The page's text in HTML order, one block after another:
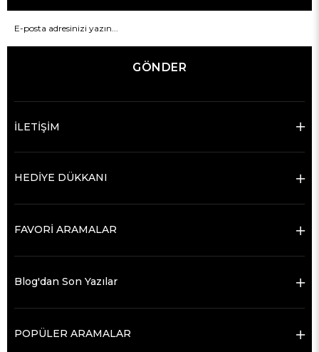
GÖNDER
İLETİŞİM
HEDİYE DÜKKANI
FAVORİ ARAMALAR
Blog'dan Son Yazılar
POPÜLER ARAMALAR